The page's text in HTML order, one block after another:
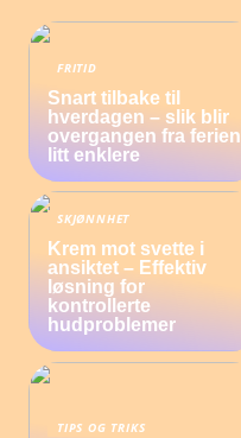
FRITID
Snart tilbake til
hverdagen – slik blir
overgangen fra ferien
litt enklere
SKJØNNHET
Krem mot svette i
ansiktet – Effektiv
løsning for
kontrollerte
hudproblemer
TIPS OG TRIKS